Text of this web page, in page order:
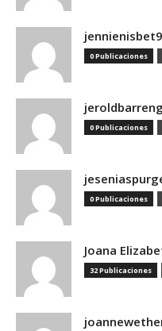
0 Publicaciones
0 Publicaciones
0 Publicaciones
Joana
32 Publicaciones